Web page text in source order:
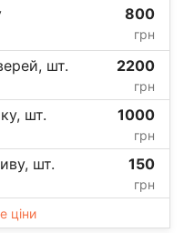
800
грн
шт. 2200
грн
шт. 1000
грн
шт. 150
грн
ціни